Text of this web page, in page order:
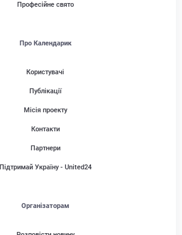
Професійне свято
Про Календарик
Користувачі
Публікації
Місія проекту
Контакти
Партнери
Підтримай Україну - United24
Організаторам